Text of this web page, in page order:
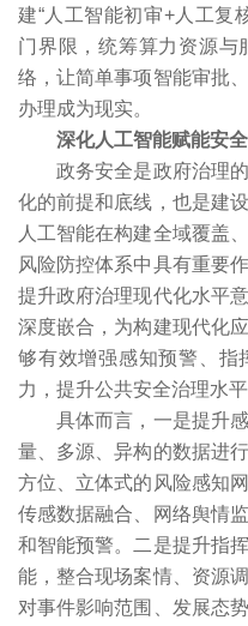
建“人工智能初审+人工复
门界限，统筹算力资源与
络，让简单事项智能审批
办理成为现实。
深化人工智能赋能安
政务安全是政府治理的
化的前提和底线，也是建
人工智能在构建全域覆盖
风险防控体系中具有重要
提升政府治理现代化水平
深度嵌合，为构建现代化
够有效增强感知预警、指
力，提升公共安全治理水平
具体而言，一是提升感
量、多源、异构的数据进
方位、立体式的风险感知
传感数据融合、网络舆情
和智能预警。二是提升指
能，整合现场案情、资源
对事件影响范围、发展态